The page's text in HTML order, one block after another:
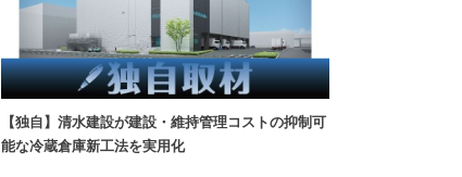
【独自】清水建設が建設・維持管理コストの抑制可
能な冷蔵倉庫新工法を実用化